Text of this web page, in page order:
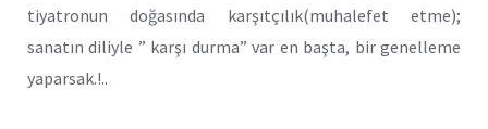
tiyatronun doğasında karşıtçılık(muhalefet etme);
sanatın diliyle ” karşı durma” var en başta, bir genelleme
yaparsak.!..